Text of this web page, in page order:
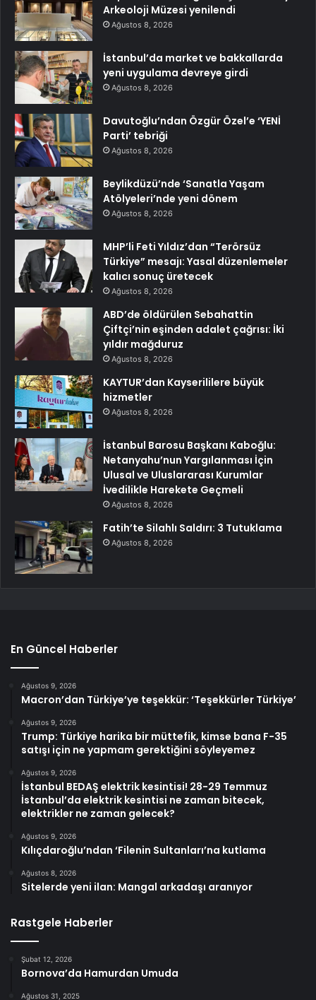
Arkeoloji Müzesi yenilendi
Ağustos 8, 2026
İstanbul’da market ve bakkallarda
yeni uygulama devreye girdi
Ağustos 8, 2026
Davutoğlu’ndan Özgür Özel’e ‘YENİ
Parti’ tebriği
Ağustos 8, 2026
Beylikdüzü’nde ‘Sanatla Yaşam
Atölyeleri’nde yeni dönem
Ağustos 8, 2026
MHP’li Feti Yıldız’dan “Terörsüz
Türkiye” mesajı: Yasal düzenlemeler
kalıcı sonuç üretecek
Ağustos 8, 2026
ABD’de öldürülen Sebahattin
Çiftçi’nin eşinden adalet çağrısı: İki
yıldır mağduruz
Ağustos 8, 2026
KAYTUR’dan Kayserililere büyük
hizmetler
Ağustos 8, 2026
İstanbul Barosu Başkanı Kaboğlu:
Netanyahu’nun Yargılanması İçin
Ulusal ve Uluslararası Kurumlar
İvedilikle Harekete Geçmeli
Ağustos 8, 2026
Fatih’te Silahlı Saldırı: 3 Tutuklama
Ağustos 8, 2026
En Güncel Haberler
Ağustos 9, 2026
Macron’dan Türkiye’ye teşekkür: ‘Teşekkürler Türkiye’
Ağustos 9, 2026
Trump: Türkiye harika bir müttefik, kimse bana F-35
satışı için ne yapmam gerektiğini söyleyemez
Ağustos 9, 2026
İstanbul BEDAŞ elektrik kesintisi! 28-29 Temmuz
İstanbul’da elektrik kesintisi ne zaman bitecek,
elektrikler ne zaman gelecek?
Ağustos 9, 2026
Kılıçdaroğlu’ndan ‘Filenin Sultanları’na kutlama
Ağustos 8, 2026
Sitelerde yeni ilan: Mangal arkadaşı aranıyor
Rastgele Haberler
Şubat 12, 2026
Bornova’da Hamurdan Umuda
Ağustos 31, 2025